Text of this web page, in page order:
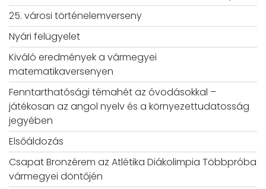
25. városi történelemverseny
Nyári felügyelet
Kiváló eredmények a vármegyei
matematikaversenyen
Fenntarthatósági témahét az óvodásokkal –
játékosan az angol nyelv és a környezettudatosság
jegyében
Elsőáldozás
Csapat Bronzérem az Atlétika Diákolimpia Többpróba
vármegyei döntőjén